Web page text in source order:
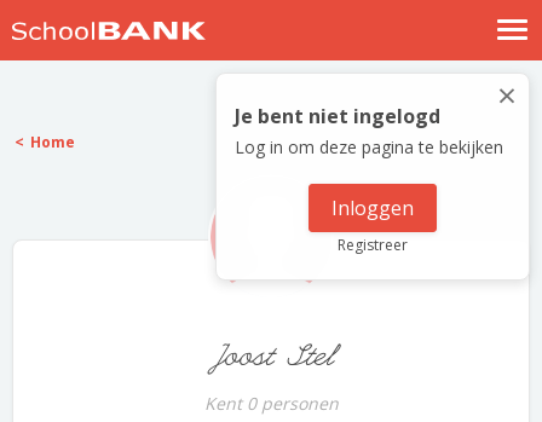
Nostalgische verhalen
Log in
Meld je gratis aan
×
Je bent niet ingelogd
Log in om deze pagina te bekijken
Inloggen
Registreer
Home
Joost Stel
Kent 0 personen